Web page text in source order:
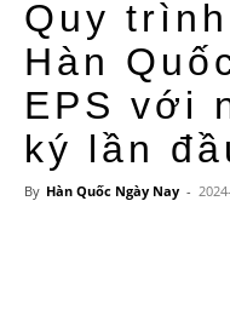
Quy
Hàn
EPS với
ký lần
By Hàn Quốc Ngày Nay -